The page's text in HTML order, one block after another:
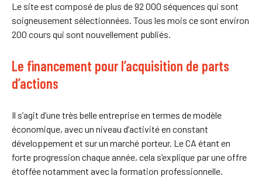
Le site est composé de plus de 92 000 séquences qui sont
soigneusement sélectionnées. Tous les mois ce sont environ
200 cours qui sont nouvellement publiés.
Le financement pour l’acquisition de parts
d’actions
Il s’agit d’une très belle entreprise en termes de modèle
économique, avec un niveau d’activité en constant
développement et sur un marché porteur. Le CA étant en
forte progression chaque année, cela s’explique par une offre
étoffée notamment avec la formation professionnelle.